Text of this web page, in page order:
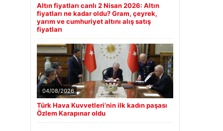
Altın fiyatları canlı 2 Nisan 2026: Altın
fiyatları ne kadar oldu? Gram, çeyrek,
yarım ve cumhuriyet altını alış satış
fiyatları
04/08/2026
Türk Hava Kuvvetleri’nin ilk kadın paşası
Özlem Karapınar oldu